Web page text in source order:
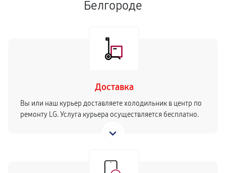
Белгороде
Доставка
Вы или наш курьер доставляете холодильник в центр по
ремонту LG. Услуга курьера осуществляется бесплатно.